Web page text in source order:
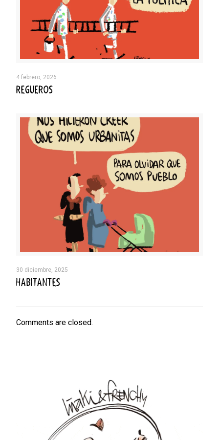
4 febrero, 2026
REGUEROS
30 diciembre, 2025
HABITANTES
Comments are closed.